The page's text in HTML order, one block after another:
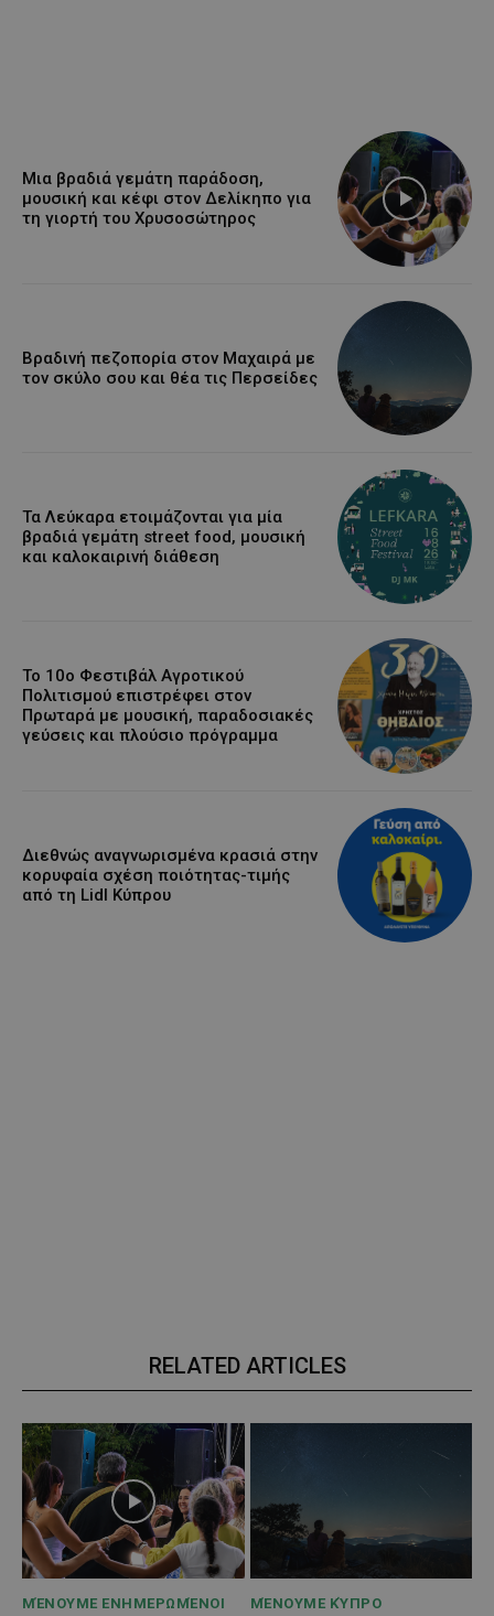
Μια βραδιά γεμάτη παράδοση,
μουσική και κέφι στον Δελίκηπο για
τη γιορτή του Χρυσοσώτηρος
Βραδινή πεζοπορία στον Μαχαιρά με
τον σκύλο σου και θέα τις Περσείδες
Τα Λεύκαρα ετοιμάζονται για μία
βραδιά γεμάτη street food, μουσική
και καλοκαιρινή διάθεση
Το 10ο Φεστιβάλ Αγροτικού
Πολιτισμού επιστρέφει στον
Πρωταρά με μουσική, παραδοσιακές
γεύσεις και πλούσιο πρόγραμμα
Διεθνώς αναγνωρισμένα κρασιά στην
κορυφαία σχέση ποιότητας-τιμής
από τη Lidl Κύπρου
RELATED ARTICLES
ΜΈΝΟΥΜΕ ΕΝΗΜΕΡΩΜΈΝΟΙ ΜΈΝΟΥΜΕ ΚΎΠΡΟ